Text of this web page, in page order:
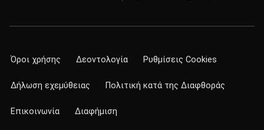
Όροι χρήσης Δεοντολογία Ρυθμίσεις Cookies
Δήλωση εχεμύθειας Πολιτική κατά της Διαφθοράς
Επικοινωνία Διαφήμιση